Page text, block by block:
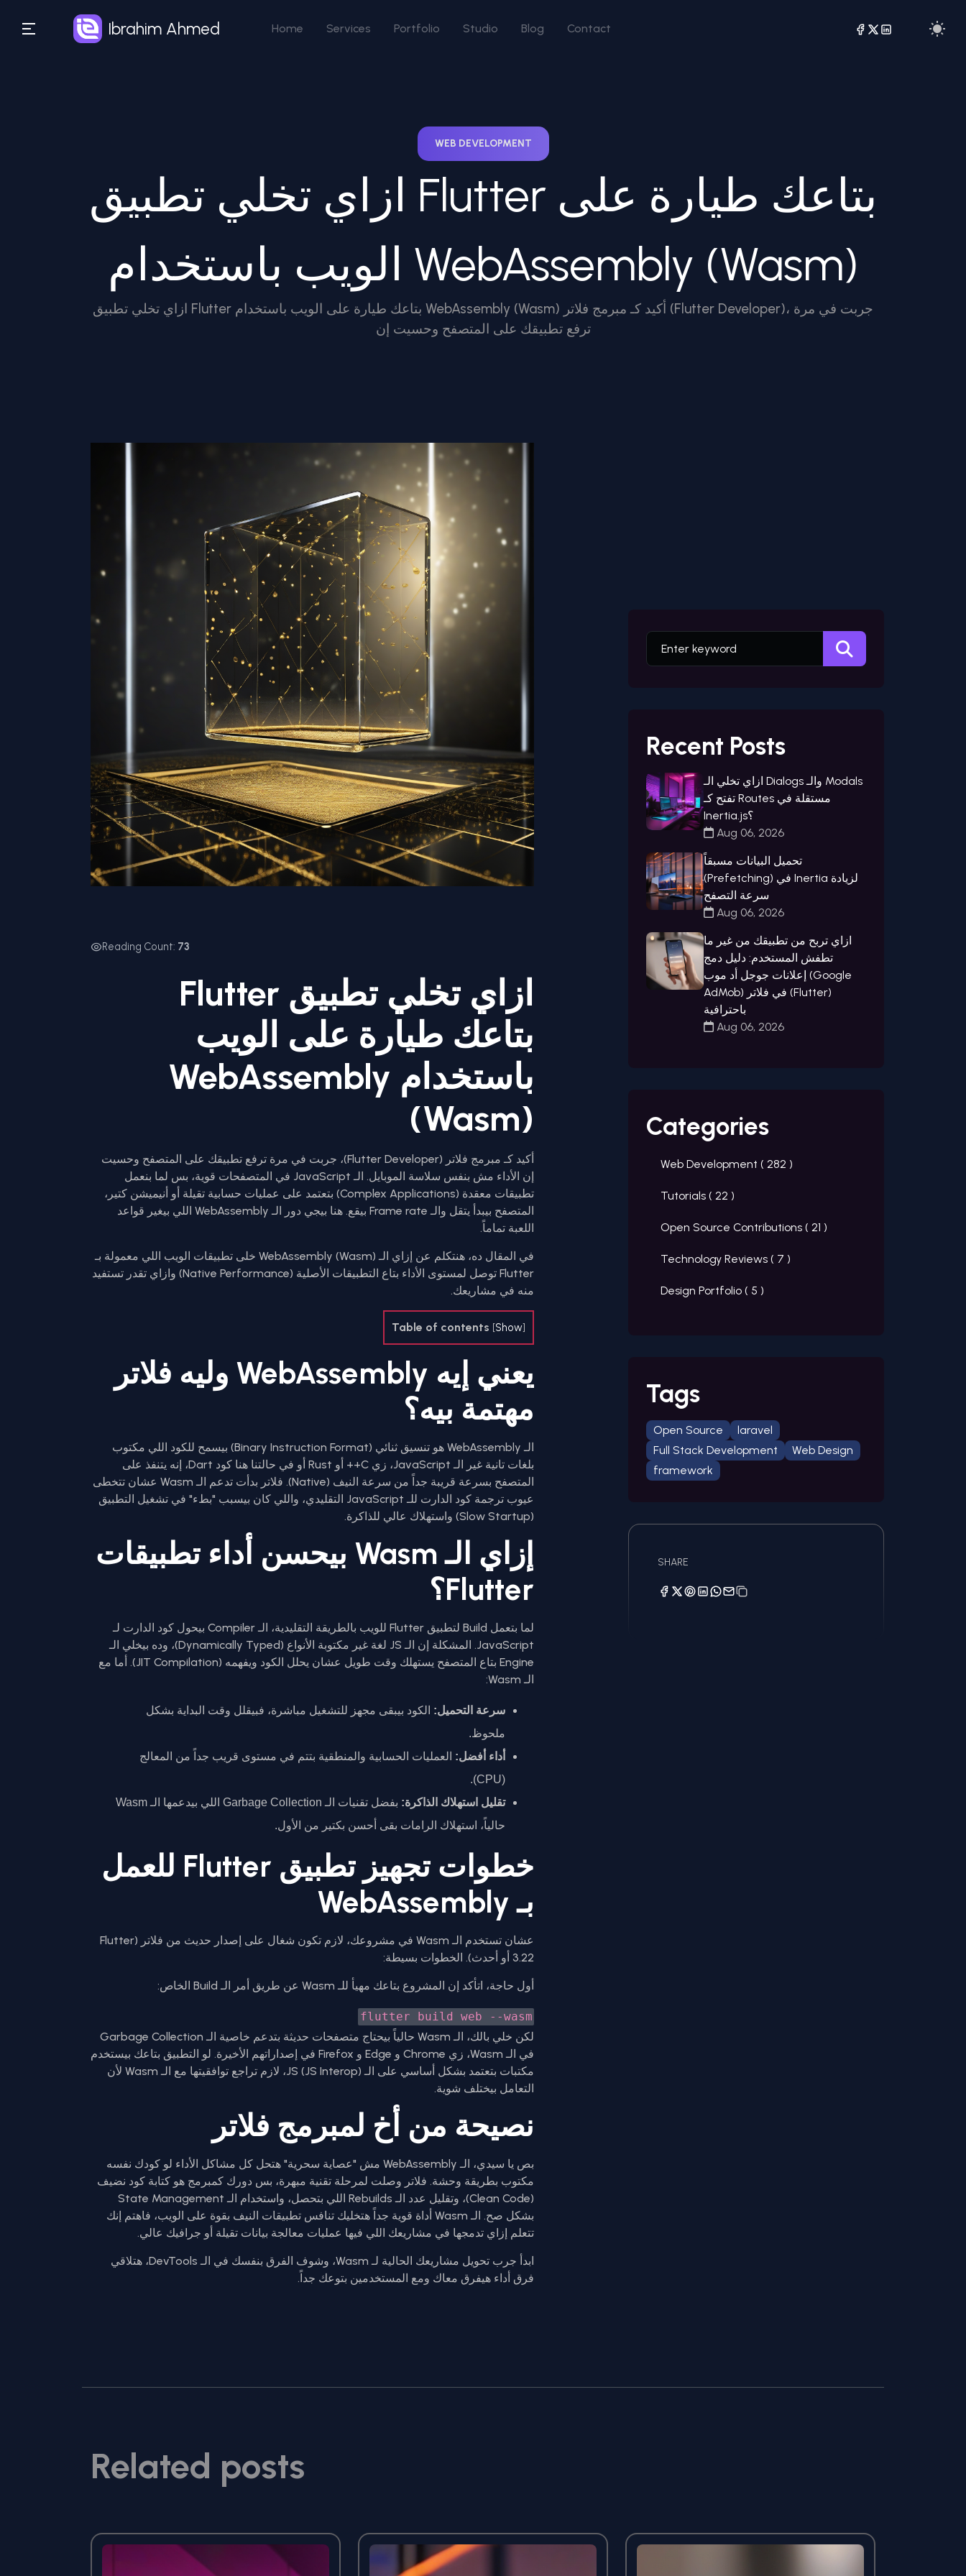
Ibrahim Ahmed Home Services Portfolio Studio Blog Contact
WEB DEVELOPMENT
ازاي تخلي تطبيق Flutter بتاعك طيارة على
الويب باستخدام WebAssembly (Wasm)
ازاي تخلي تطبيق Flutter بتاعك طيارة على الويب باستخدام WebAssembly (Wasm) أكيد كـ مبرمج فلاتر (Flutter Developer)، جربت في مرة
ترفع تطبيقك على المتصفح وحسيت إن
Reading Count: 73
ازاي تخلي تطبيق Flutter
بتاعك طيارة على الويب
باستخدام WebAssembly
(Wasm)
أكيد كـ مبرمج فلاتر (Flutter Developer)، جربت في مرة ترفع تطبيقك على المتصفح وحسيت
إن الأداء مش بنفس سلاسة الموبايل. الـ JavaScript في المتصفحات قوية، بس لما بنعمل
تطبيقات معقدة (Complex Applications) بتعتمد على عمليات حسابية تقيلة أو أنيميشن كتير،
المتصفح بيبدأ يتقل والـ Frame rate بيقع. هنا بيجي دور الـ WebAssembly اللي بيغير قواعد
اللعبة تماماً.
في المقال ده، هنتكلم عن إزاي الـ WebAssembly (Wasm) خلى تطبيقات الويب اللي معمولة بـ
Flutter توصل لمستوى الأداء بتاع التطبيقات الأصلية (Native Performance) وازاي تقدر تستفيد
منه في مشاريعك.
Table of contents [Show]
يعني إيه WebAssembly وليه فلاتر
مهتمة بيه؟
الـ WebAssembly هو تنسيق ثنائي (Binary Instruction Format) بيسمح للكود اللي مكتوب
بلغات تانية غير الـ JavaScript، زي C++ أو Rust أو في حالتنا هنا كود Dart، إنه يتنفذ على
المتصفح بسرعة قريبة جداً من سرعة النيف (Native). فلاتر بدأت تدعم الـ Wasm عشان تتخطى
عيوب ترجمة كود الدارت للـ JavaScript التقليدي، واللي كان بيسبب "بطء" في تشغيل التطبيق
(Slow Startup) واستهلاك عالي للذاكرة.
إزاي الـ Wasm بيحسن أداء تطبيقات
Flutter؟
لما بتعمل Build لتطبيق Flutter للويب بالطريقة التقليدية، الـ Compiler بيحول كود الدارت لـ
JavaScript. المشكلة إن الـ JS لغة غير مكتوبة الأنواع (Dynamically Typed)، وده بيخلي الـ
Engine بتاع المتصفح يستهلك وقت طويل عشان يحلل الكود ويفهمه (JIT Compilation). أما مع
الـ Wasm:
سرعة التحميل: الكود بيبقى مجهز للتشغيل مباشرة، فبيقلل وقت البداية بشكل
ملحوظ.
أداء أفضل: العمليات الحسابية والمنطقية بتتم في مستوى قريب جداً من المعالج
(CPU).
تقليل استهلاك الذاكرة:
بفضل تقنيات الـ Garbage Collection اللي بيدعمها الـ Wasm
حالياً، استهلاك الرامات بقى أحسن بكتير من الأول.
خطوات تجهيز تطبيق Flutter للعمل
بـ WebAssembly
عشان تستخدم الـ Wasm في مشروعك، لازم تكون شغال على إصدار حديث من فلاتر (Flutter
3.22 أو أحدث). الخطوات بسيطة:
أول حاجة، اتأكد إن المشروع بتاعك مهيأ للـ Wasm عن طريق أمر الـ Build الخاص:
flutter build web --wasm
لكن خلي بالك، الـ Wasm حالياً بيحتاج متصفحات حديثة بتدعم خاصية الـ Garbage Collection
في الـ Wasm، زي Chrome و Edge و Firefox في إصداراتهم الأخيرة. لو التطبيق بتاعك بيستخدم
مكتبات بتعتمد بشكل أساسي على الـ JS (JS Interop)، لازم تراجع توافقيتها مع الـ Wasm لأن
التعامل بيختلف شوية.
نصيحة من أخ لمبرمج فلاتر
بص يا سيدي، الـ WebAssembly مش "عصاية سحرية" هتحل كل مشاكل الأداء لو كودك نفسه
مكتوب بطريقة وحشة. فلاتر وصلت لمرحلة تقنية مبهرة، بس دورك كمبرمج هو كتابة كود نضيف
(Clean Code)، وتقليل عدد الـ Rebuilds اللي بتحصل، واستخدام الـ State Management
بشكل صح. الـ Wasm أداة قوية جداً هتخليك تنافس تطبيقات النيف بقوة على الويب، فاهتم إنك
تتعلم إزاي تدمجها في مشاريعك اللي فيها عمليات معالجة بيانات تقيلة أو جرافيك عالي.
ابدأ جرب تحويل مشاريعك الحالية لـ Wasm، وشوف الفرق بنفسك في الـ DevTools، هتلاقي
فرق أداء هيفرق معاك ومع المستخدمين بتوعك جداً.
Recent Posts
ازاي تخلي الـ Dialogs والـ Modals
تفتح كـ Routes مستقلة في
Inertia.js؟
Aug 06, 2026
تحميل البيانات مسبقاً
(Prefetching) في Inertia لزيادة
سرعة التصفح
Aug 06, 2026
ازاي تربح من تطبيقك من غير ما
تطفش المستخدم: دليل دمج
إعلانات جوجل أد موب (Google
AdMob) في فلاتر (Flutter)
باحترافية
Aug 06, 2026
Categories
Web Development ( 282 )
Tutorials ( 22 )
Open Source Contributions ( 21 )
Technology Reviews ( 7 )
Design Portfolio ( 5 )
Tags
Open Source
laravel
Full Stack Development
Web Design
framework
SHARE
Related posts